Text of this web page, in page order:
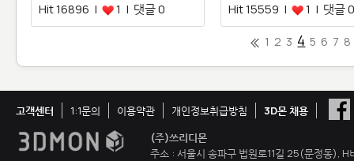
Hit 16896 | 1 | 댓글 0 Hit 15559 | 1 | 댓글 0
1 2 3 4 5 6 7 8
고객센터 1:1문의 이용약관 개인정보취급방침
3D몬 채용
(주)쓰리디몬
주소 : 서울시 송파구 법원로11길 25(문정동),